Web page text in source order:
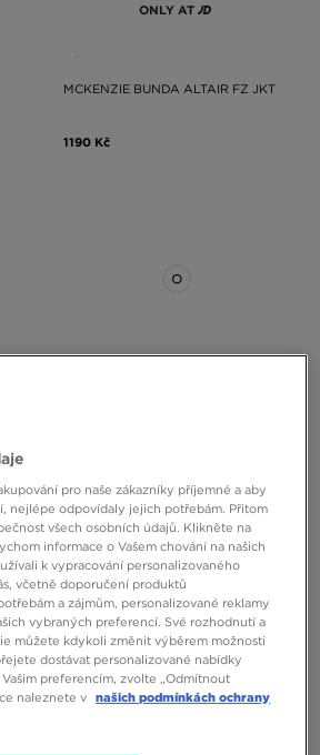
ONLY AT
MCKENZIE BUNDA ALTAIR FZ JKT
1190 Kč
2190 Kč
pro naše zákazníky příjemné a aby
nejlépe odpovídaly jejich potřebám. Přitom
všech osobních údajů. Klikněte na
informace o Vašem chování na našich
k vypracování personalizovaného
včetně doporučení produktů
a zájmům, personalizované reklamy
vybraných preferencí. Své rozhodnutí a
můžete kdykoli změnit výběrem možnosti
dostávat personalizované nabídky
preferencím, zvolte „Odmítnout
naleznete v našich podmínkách ochrany